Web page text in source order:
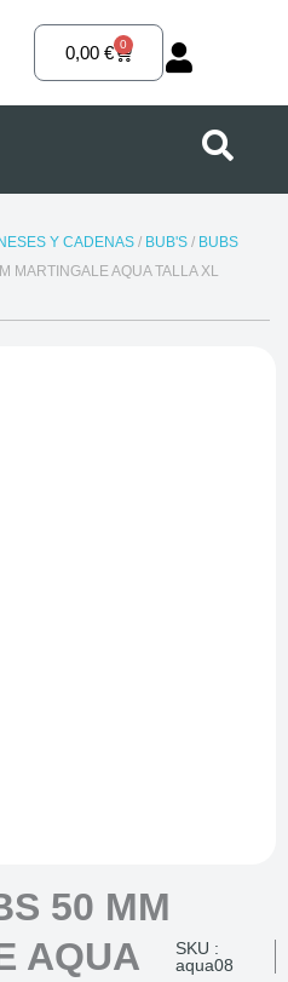
0,00€ 0
Carrito
Y CADENAS/ BUB'S/ BUBS
MARTINGALE AQUA TALLA XL
50 MM
AQUA
SKU :
aqua08